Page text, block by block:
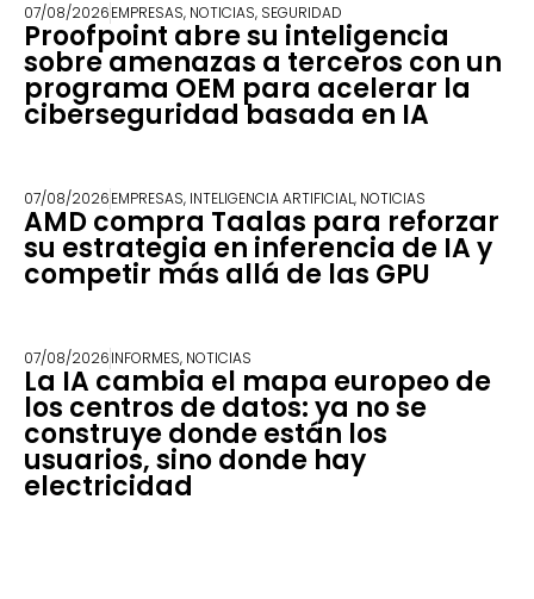
07/08/2026EMPRESAS, NOTICIAS, SEGURIDAD
Proofpoint abre su inteligencia
sobre amenazas a terceros con un
programa OEM para acelerar la
ciberseguridad basada en IA
07/08/2026EMPRESAS, INTELIGENCIA ARTIFICIAL, NOTICIAS
AMD compra Taalas para reforzar
su estrategia en inferencia de IA y
competir más allá de las GPU
07/08/2026INFORMES, NOTICIAS
La IA cambia el mapa europeo de
los centros de datos: ya no se
construye donde están los
usuarios, sino donde hay
electricidad